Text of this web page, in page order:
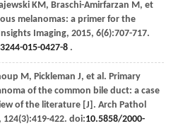
KM, Braschi-Amirfarzan M, et
melanomas: a primer for the
Imaging, 2015, 6(6):707-717.
015-0427-8.
M, Pickleman J, et al. Primary
of the common bile duct: a case
of the literature [J]. Arch Pathol
124(3):419-422. doi:10.5858/2000-